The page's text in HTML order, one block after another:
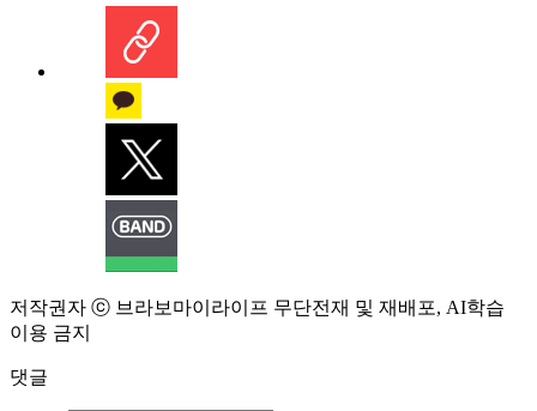
저작권자 ⓒ 브라보마이라이프 무단전재 및 재배포, AI학습
이용 금지
댓글